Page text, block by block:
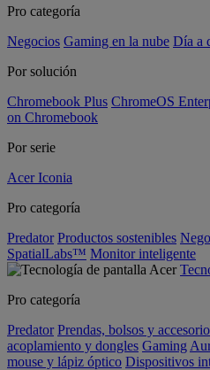
Pro categoría
Negocios Gaming en la nube Día a
Por solución
Chromebook Plus ChromeOS
on Chromebook
Por serie
Acer Iconia
Pro categoría
Predator Productos sostenibles
SpatialLabs™ Monitor inteligente
Pro categoría
Predator Prendas, bolsos y
acoplamiento y dongles Gaming
mouse y lápiz óptico Dispositivos